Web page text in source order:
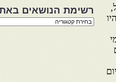
רשימת הנושאים
רשימת
הנושאים